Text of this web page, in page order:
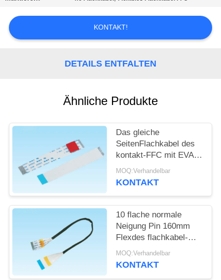
FORDERN
SIE
PRIVACY
POLICY
KONTAKT!
DETAILS ENTFALTEN
Ähnliche Produkte
Das gleiche
SeitenFlachkabel des
kontakt-FFC mit EVA-
Blasen-
Baumwollflachbandkabel
MOQ:Verhandelbar
KONTAKT
10 flache normale
Neigung Pin 160mm
Flexdes flachkabel-
0.5mm 1.0mm mit
schwarzem
MOQ:Verhandelbar
KONTAKT